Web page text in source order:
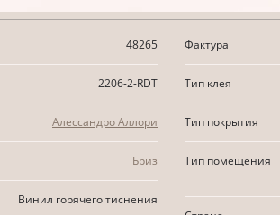
48265
2206-2-RDT
Алессандро Аллори
Бриз
Винил горячего тиснения
Фактура
Тип клея
Тип покрытия
Тип помещения